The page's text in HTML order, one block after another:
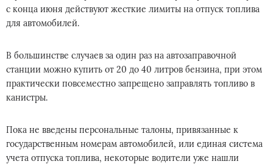
с конца июня действуют жесткие лимиты на отпуск топлива
для автомобилей.
В большинстве случаев за один раз на автозаправочной
станции можно купить от 20 до 40 литров бензина, при этом
практически повсеместно запрещено заправлять топливо в
канистры.
Пока не введены персональные талоны, привязанные к
государственным номерам автомобилей, или единая система
учета отпуска топлива, некоторые водители уже нашли